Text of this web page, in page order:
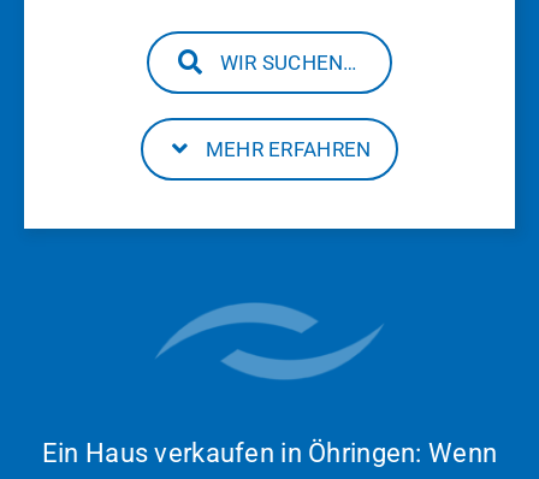
WIR SUCHEN…
MEHR ERFAHREN
Ein Haus verkaufen in Öhringen: Wenn